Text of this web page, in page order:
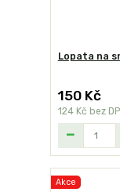
Lopata na
150 Kč
124 Kč bez
Akce